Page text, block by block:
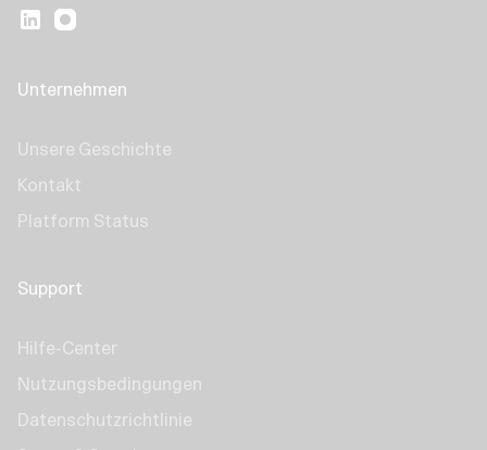
Unternehmen
Unsere Geschichte
Kontakt
Platform Status
Support
Hilfe-Center
Nutzungsbedingungen
Datenschutzrichtlinie